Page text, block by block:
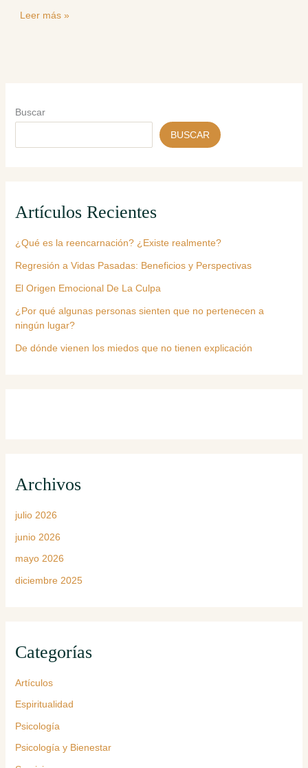
Leer más »
Buscar
BUSCAR
Artículos Recientes
¿Qué es la reencarnación? ¿Existe realmente?
Regresión a Vidas Pasadas: Beneficios y Perspectivas
El Origen Emocional De La Culpa
¿Por qué algunas personas sienten que no pertenecen a
ningún lugar?
De dónde vienen los miedos que no tienen explicación
Archivos
julio 2026
junio 2026
mayo 2026
diciembre 2025
Categorías
Artículos
Espiritualidad
Psicología
Psicología y Bienestar